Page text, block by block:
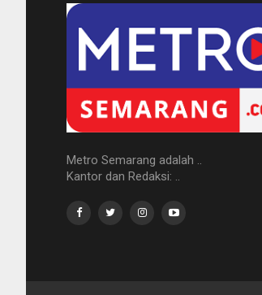
Metro Semarang adalah ..
Kantor dan Redaksi: ..